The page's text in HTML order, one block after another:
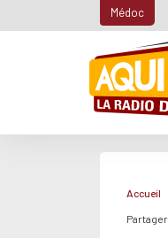
Médoc
Accueil